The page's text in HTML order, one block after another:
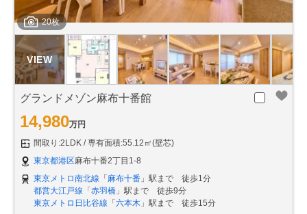
20枚
グランドメゾン麻布十番館
14,980万円
間取り:2LDK
専有面積:55.12㎡(壁芯)
東京都港区麻布十番2丁目1-8
東京メトロ南北線 「 麻布十番 」駅まで 徒歩1分
都営大江戸線 「 赤羽橋 」駅まで 徒歩9分
東京メトロ日比谷線 「 六本木 」駅まで 徒歩15分